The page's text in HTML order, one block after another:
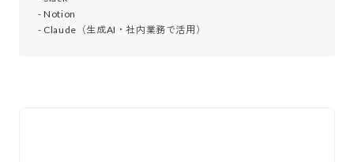
- Notion
- Claude（生成AI・社内業務で活用）